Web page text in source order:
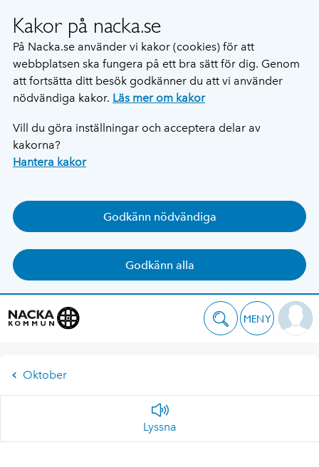
Kakor på nacka.se
På Nacka.se använder vi kakor (cookies) för att
webbplatsen ska fungera på ett bra sätt för dig. Genom
att fortsätta ditt besök godkänner du att vi använder
nödvändiga kakor. Läs mer om kakor
Vill du göra inställningar och acceptera delar av
kakorna?
Hantera kakor
Godkänn nödvändiga
Godkänn alla
MENY
Oktober
Lyssna